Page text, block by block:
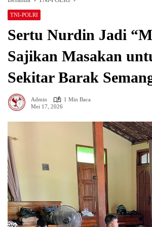
TNI-POLRI
Sertu Nurdin Jadi
Sajikan Masakan
Sekitar Barak
Admin
1 Min Baca
Mei 17, 2026